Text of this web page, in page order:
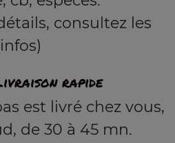
consultez les
infos)
rapide
est livré chez vous,
de 30 à 45 mn.